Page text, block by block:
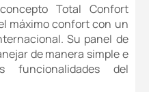
Total Confort
máximo confort con un
Su panel de
de manera simple e
funcionalidades del